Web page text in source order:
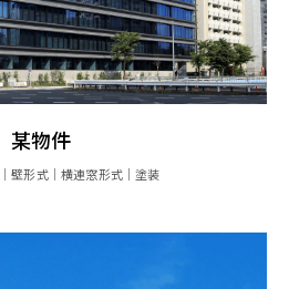
某物件
壁形式 横連窓形式 塗装